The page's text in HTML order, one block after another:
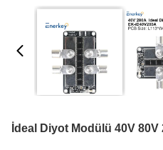
İdeal Diyot Modülü 40V